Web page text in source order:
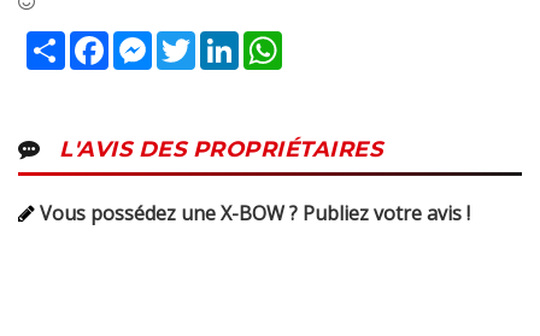
PartagerFacebookMessenger
TwitterLinkedIn
L'AVIS DES PROPRIÉTAIRES
Vous possédez une X-BOW ? Publiez votre avis !